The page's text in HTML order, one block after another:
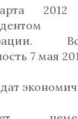
2012
7 мая